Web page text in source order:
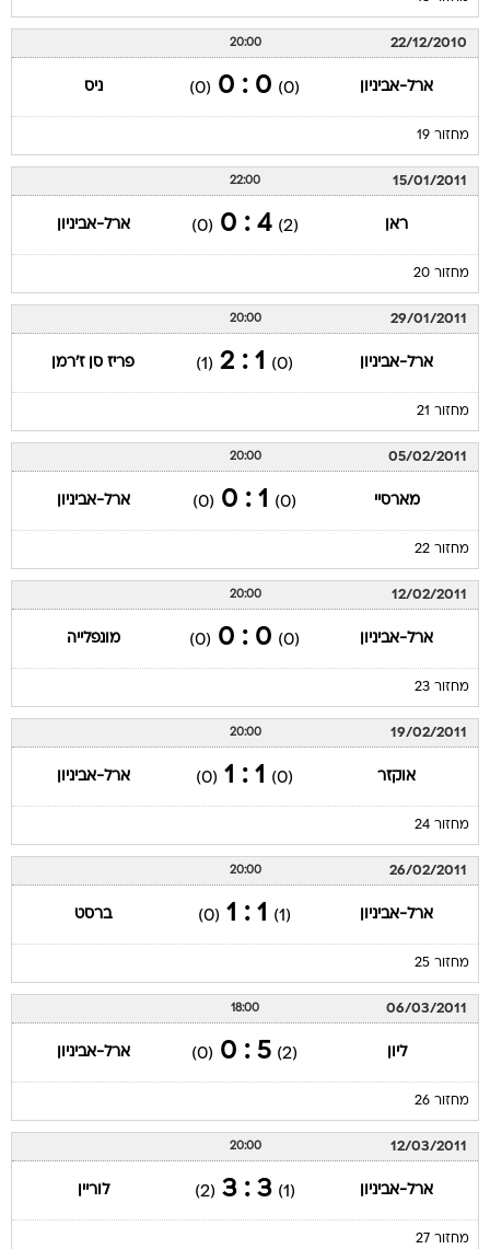
22/12/2010
20:00
ארל-אביניון (0)
0 : 0
(0) ניס
מחזור 19
15/01/2011
22:00
ראן (2)
4 : 0
(0) ארל-אביניון
מחזור 20
29/01/2011
20:00
ארל-אביניון (0)
1 : 2
(1) פריז סן ז'רמן
מחזור 21
05/02/2011
20:00
מארסיי (0)
1 : 0
(0) ארל-אביניון
מחזור 22
12/02/2011
20:00
ארל-אביניון (0)
0 : 0
(0) מונפלייה
מחזור 23
19/02/2011
20:00
אוקזר (0)
1 : 1
(0) ארל-אביניון
מחזור 24
26/02/2011
20:00
ארל-אביניון (1)
1 : 1
(0) ברסט
מחזור 25
06/03/2011
18:00
ליון (2)
5 : 0
(0) ארל-אביניון
מחזור 26
12/03/2011
20:00
ארל-אביניון (1)
3 : 3
(2) לוריין
מחזור 27